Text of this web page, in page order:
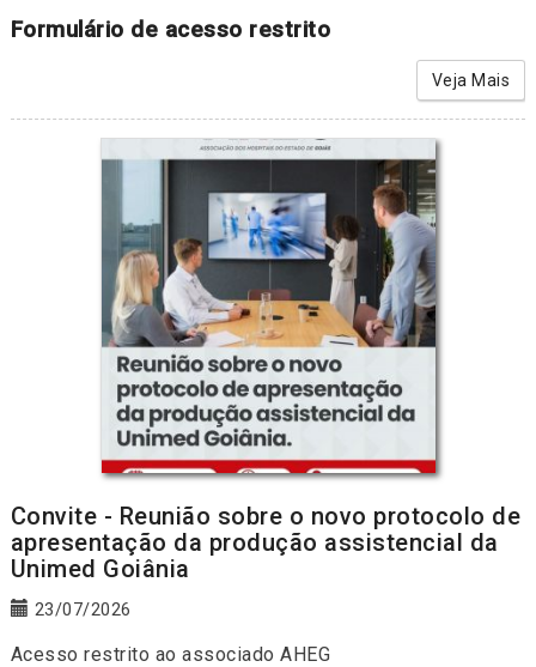
Formulário de acesso restrito
Veja Mais
Convite - Reunião sobre o novo protocolo de
apresentação da produção assistencial da
Unimed Goiânia
23/07/2026
Acesso restrito ao associado AHEG